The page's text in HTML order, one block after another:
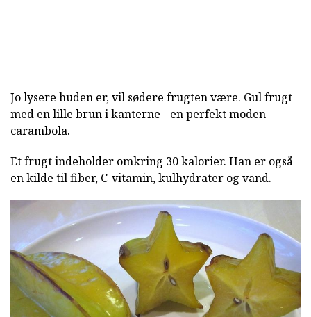
Jo lysere huden er, vil sødere frugten være. Gul frugt
med en lille brun i kanterne - en perfekt moden
carambola.
Et frugt indeholder omkring 30 kalorier. Han er også
en kilde til fiber, C-vitamin, kulhydrater og vand.